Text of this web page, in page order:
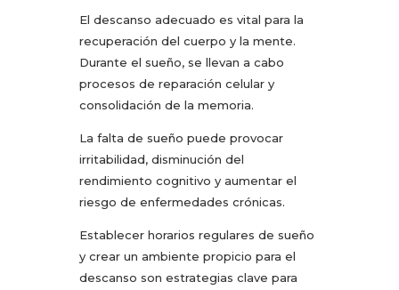
El descanso adecuado es vital para la
recuperación del cuerpo y la mente.
Durante el sueño, se llevan a cabo
procesos de reparación celular y
consolidación de la memoria.
La falta de sueño puede provocar
irritabilidad, disminución del
rendimiento cognitivo y aumentar el
riesgo de enfermedades crónicas.
Establecer horarios regulares de sueño
y crear un ambiente propicio para el
descanso son estrategias clave para